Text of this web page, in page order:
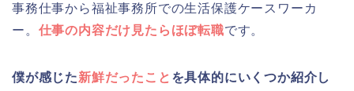
事務仕事から福祉事務所での生活保護ケースワーカ
ー。 仕事の内容だけ見たらほぼ転職です。
僕が感じた新鮮だったこと を具体的にいくつか紹介し